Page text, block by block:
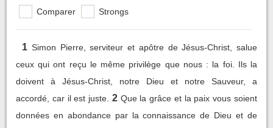
Comparer Strongs
1 Simon Pierre, serviteur et apôtre de Jésus-Christ, salue
ceux qui ont reçu le même privilège que nous : la foi. Ils la
doivent à Jésus-Christ, notre Dieu et notre Sauveur, a
accordé, car il est juste. 2 Que la grâce et la paix vous soient
données en abondance par la connaissance de Dieu et de